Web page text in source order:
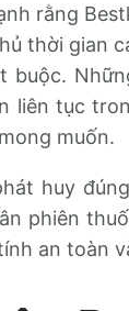
rằng
thời gian
buộc.
liên tục
muốn.
huy
phiên
an toàn